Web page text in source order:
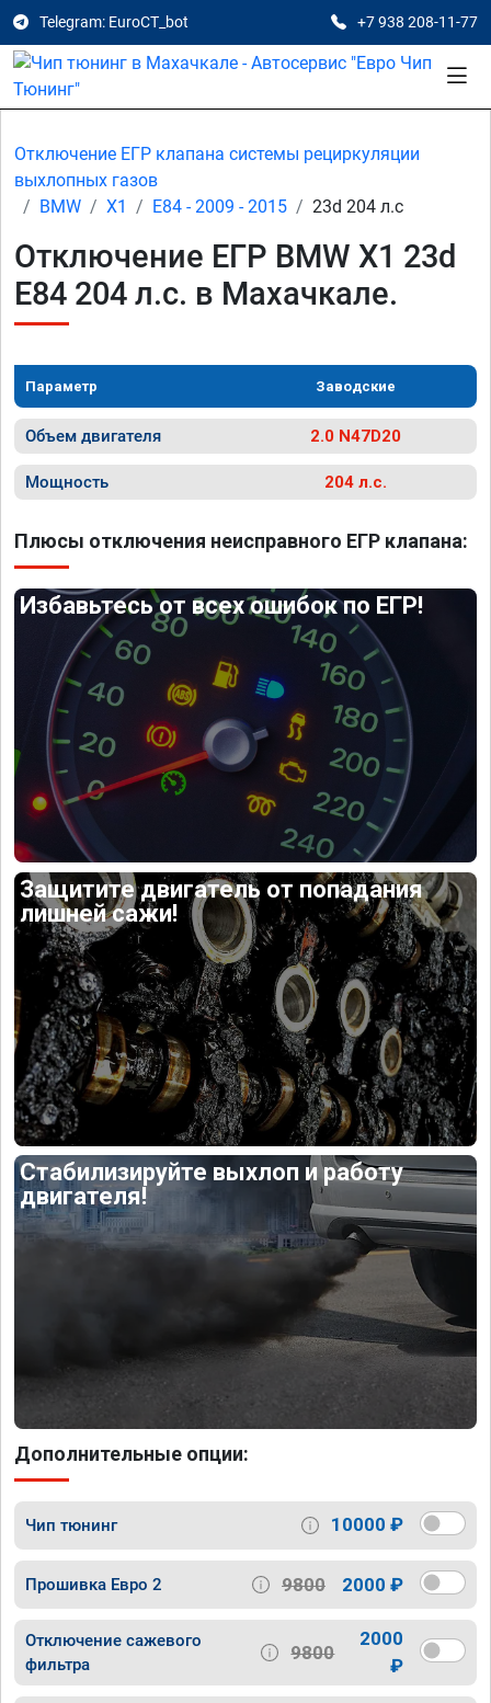
Telegram: EuroCT_bot +7 938 208-11-77
Отключение ЕГР клапана системы рециркуляции
выхлопных газов
BMW
X1 E84 - 2009 - 2015 23d 204 л.с
Отключение ЕГР BMW X1 23d
E84 204 л.с. в Махачкале.
Параметр Заводские
Объем двигателя 2.0 N47D20
Мощность 204 л.с.
Плюсы отключения неисправного ЕГР клапана:
Избавьтесь от всех ошибок по ЕГР!
Защитите двигатель от попадания
лишней сажи!
Стабилизируйте выхлоп и работу
двигателя!
Дополнительные опции:
Чип тюнинг 10000 ₽
Прошивка Евро 2 9800 2000 ₽
Отключение сажевого
фильтра
9800
2000
₽